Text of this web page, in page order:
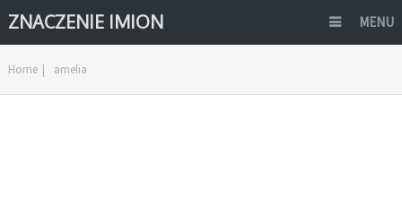
ZNACZENIE IMION MENU
Home | amelia